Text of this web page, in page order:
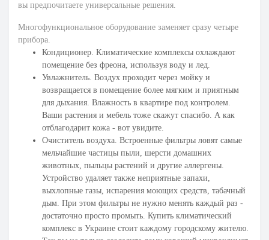
вы предпочитаете универсальные решения.
Многофункциональное оборудование заменяет сразу четыре
прибора.
Кондиционер. Климатические комплексы охлаждают
помещение без фреона, используя воду и лед.
Увлажнитель. Воздух проходит через мойку и
возвращается в помещение более мягким и приятным
для дыхания. Влажность в квартире под контролем.
Ваши растения и мебель тоже скажут спасибо. А как
отблагодарит кожа - вот увидите.
Очиститель воздуха. Встроенные фильтры ловят самые
мельчайшие частицы пыли, шерсти домашних
животных, пыльцы растений и другие аллергены.
Устройство удаляет также неприятные запахи,
выхлопные газы, испарения моющих средств, табачный
дым. При этом фильтры не нужно менять каждый раз -
достаточно просто промыть. Купить климатический
комплекс в Украине стоит каждому городскому жителю.